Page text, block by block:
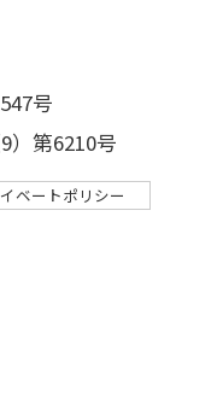
号
）第6210号
ベートポリシー